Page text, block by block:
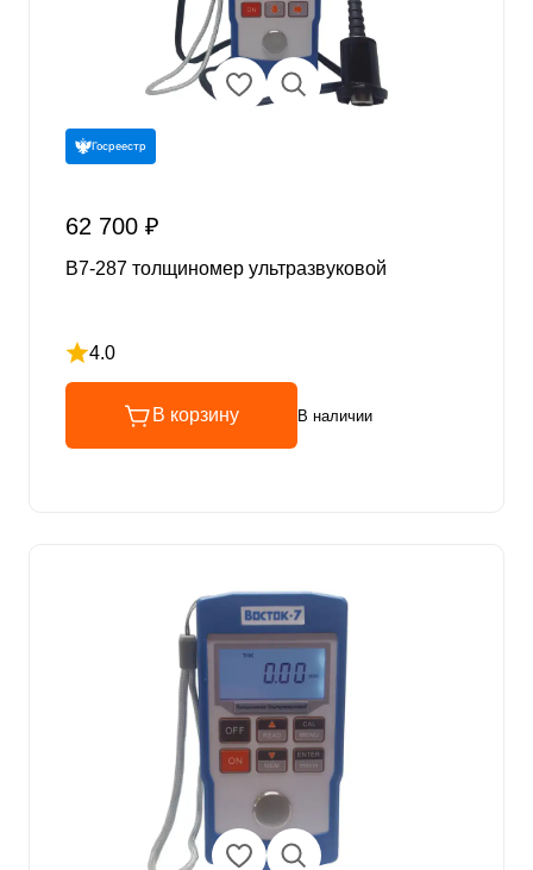
Госреестр
62 700 ₽
В7-287 толщиномер ультразвуковой
4.0
Рейтинг 4 из 5
В корзину В наличии